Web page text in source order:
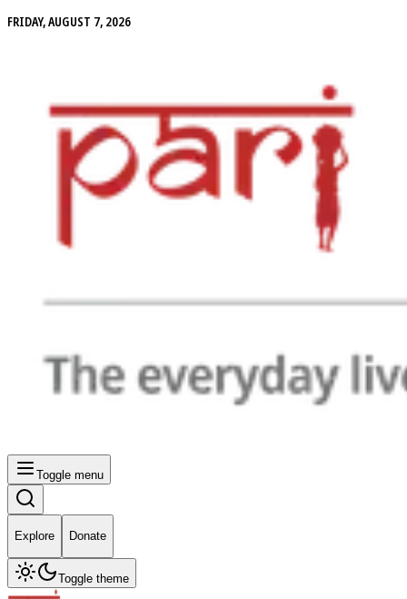
FRIDAY, AUGUST 7, 2026
Toggle menu
Explore Donate
Toggle theme